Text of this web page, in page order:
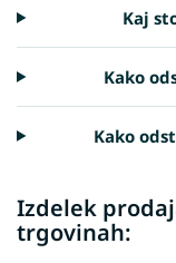
Kaj
Kako
Kako
Izdelek
trgovinah: